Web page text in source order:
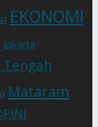
EKONOMI
Jakarta
Tengah
Mataram